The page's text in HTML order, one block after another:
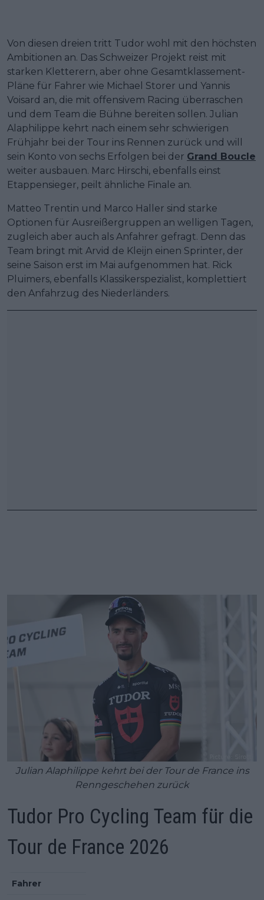
Von diesen dreien tritt Tudor wohl mit den höchsten
Ambitionen an. Das Schweizer Projekt reist mit
starken Kletterern, aber ohne Gesamtklassement-
Pläne für Fahrer wie Michael Storer und Yannis
Voisard an, die mit offensivem Racing überraschen
und dem Team die Bühne bereiten sollen. Julian
Alaphilippe kehrt nach einem sehr schwierigen
Frühjahr bei der Tour ins Rennen zurück und will
sein Konto von sechs Erfolgen bei der Grand Boucle
weiter ausbauen. Marc Hirschi, ebenfalls einst
Etappensieger, peilt ähnliche Finale an.
Matteo Trentin und Marco Haller sind starke
Optionen für Ausreißergruppen an welligen Tagen,
zugleich aber auch als Anfahrer gefragt. Denn das
Team bringt mit Arvid de Kleijn einen Sprinter, der
seine Saison erst im Mai aufgenommen hat. Rick
Pluimers, ebenfalls Klassikerspezialist, komplettiert
den Anfahrzug des Niederländers.
Julian Alaphilippe kehrt bei der Tour de France ins
Renngeschehen zurück
Tudor Pro Cycling Team für die
Tour de France 2026
Fahrer